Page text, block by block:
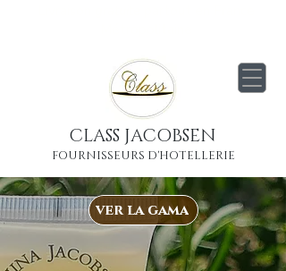
CLASS JACOBSEN
FOURNISSEURS D'HOTELLERIE
ver la gama